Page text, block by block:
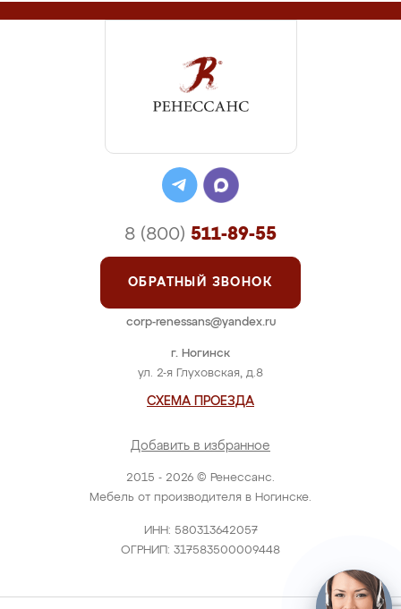
2015 - 2026 © Ренессанс.
Мебель от производителя в Ногинске.
ИНН: 580313642057
ОГРНИП: 317583500009448
г. Ногинск
ул. 2-я Глуховская, д.8
СХЕМА ПРОЕЗДА
Добавить в избранное
8 (800) 511-89-55
ОБРАТНЫЙ ЗВОНОК
corp-renessans@yandex.ru